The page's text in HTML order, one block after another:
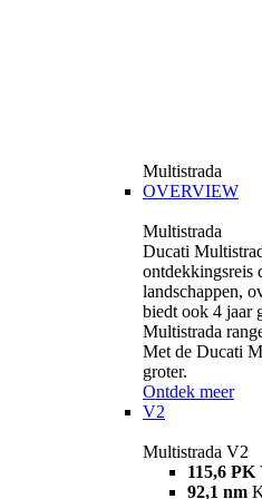
Multistrada
OVERVIEW
Multistrada
Ducati
ontdekkingsreis
landschappen,
biedt ook 4 jaar
Multistrada
Met de Ducati
groter.
Ontdek meer
V2
Multistrada V2
115,6 PK
92,1 nm